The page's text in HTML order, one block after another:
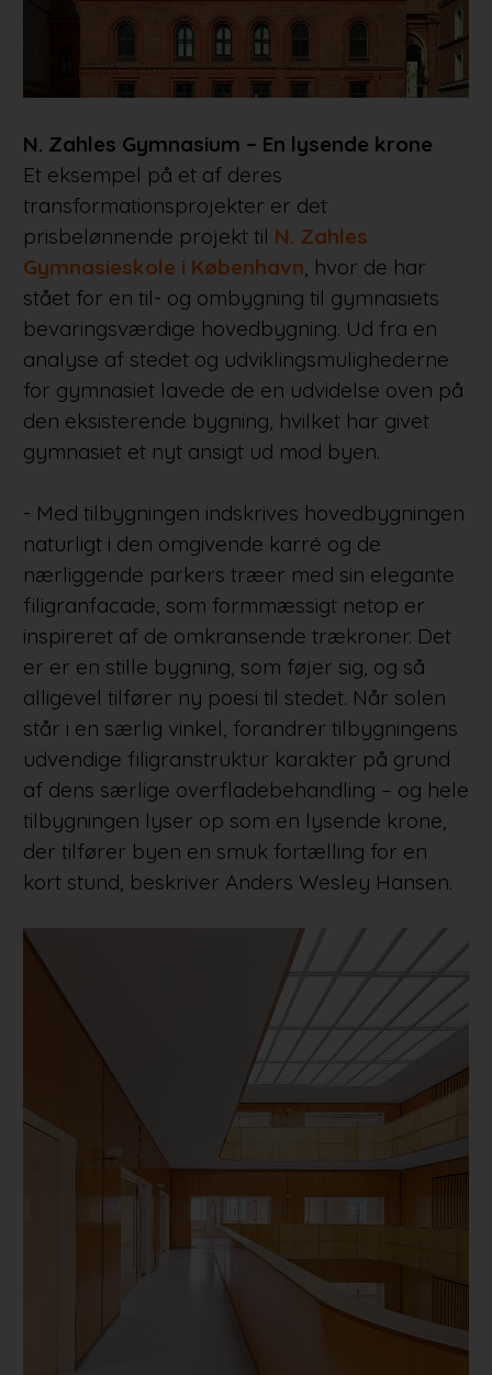
N. Zahles Gymnasium – En lysende krone
Et eksempel på et af deres
transformationsprojekter er det
prisbelønnende projekt til N. Zahles
Gymnasieskole i København, hvor de har
stået for en til- og ombygning til gymnasiets
bevaringsværdige hovedbygning. Ud fra en
analyse af stedet og udviklingsmulighederne
for gymnasiet lavede de en udvidelse oven på
den eksisterende bygning, hvilket har givet
gymnasiet et nyt ansigt ud mod byen.
- Med tilbygningen indskrives hovedbygningen
naturligt i den omgivende karré og de
nærliggende parkers træer med sin elegante
filigranfacade, som formmæssigt netop er
inspireret af de omkransende trækroner. Det
er er en stille bygning, som føjer sig, og så
alligevel tilfører ny poesi til stedet. Når solen
står i en særlig vinkel, forandrer tilbygningens
udvendige filigranstruktur karakter på grund
af dens særlige overfladebehandling – og hele
tilbygningen lyser op som en lysende krone,
der tilfører byen en smuk fortælling for en
kort stund, beskriver Anders Wesley Hansen.